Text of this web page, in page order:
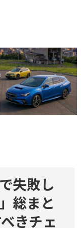
失敗し
総まと
きチェ